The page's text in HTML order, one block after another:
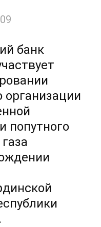
банк
организации
попутного